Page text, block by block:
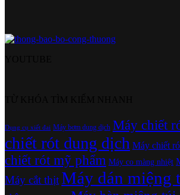
Dụng cụ xiết đai Máy bơm dung dịch Máy chiết
chiết rót dung dịch Máy chiết
chiết rót mỹ phẩm Máy co màng nhiệt
Máy cắt thịtMáy dán miệng